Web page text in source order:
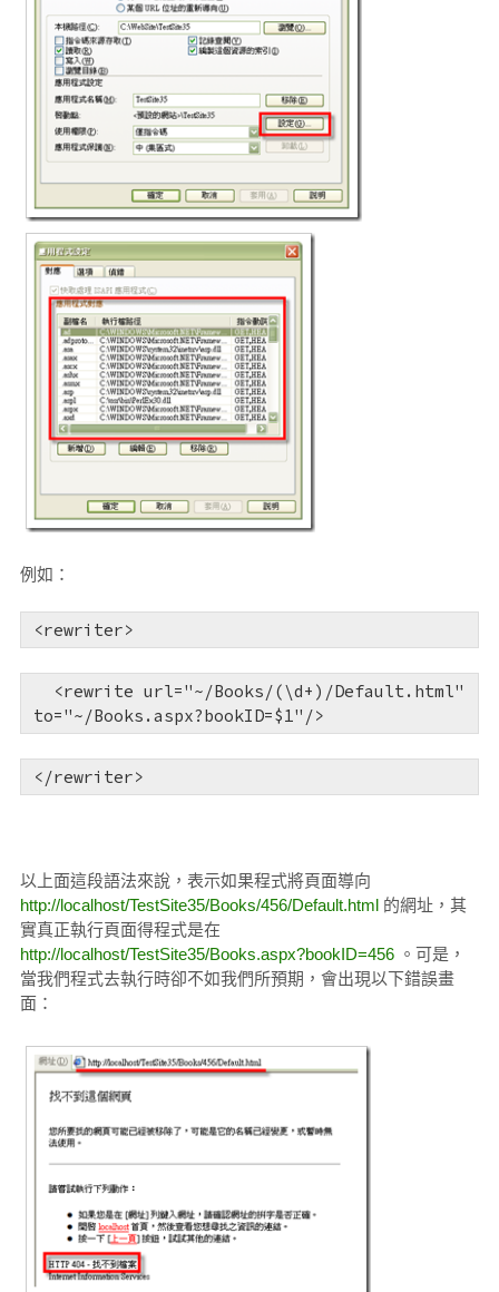
例如：
<rewriter>
<rewrite url="~/Books/(\d+)/Default.html"
to="~/Books.aspx?bookID=$1" />
</rewriter>
以上面這段語法來說，表示如果程式將頁面導向
http://localhost/TestSite35/Books/456/Default.html的網址，其
實真正執行頁面得程式是在
http://localhost/TestSite35/Books.aspx?bookID=456。可是，
當我們程式去執行時卻不如我們所預期，會出現以下錯誤畫
面：